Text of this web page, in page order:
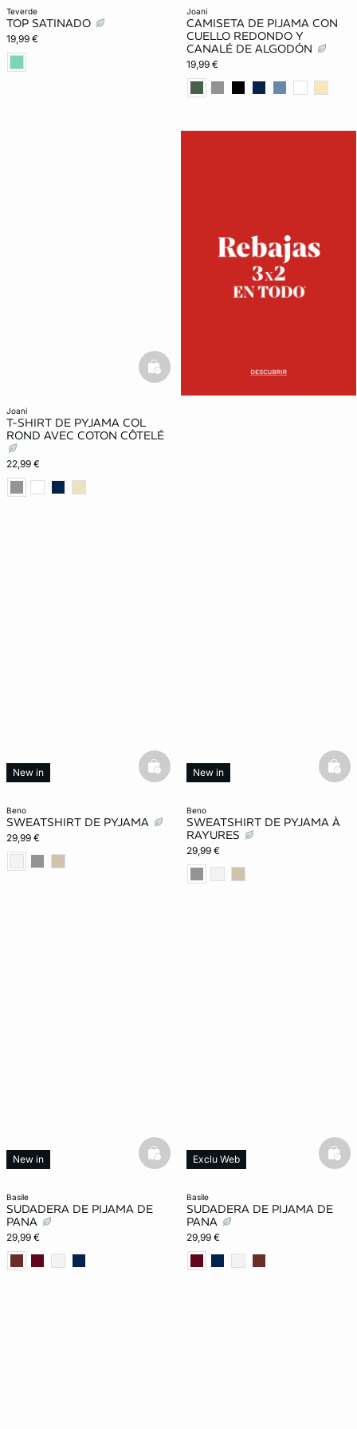
teverde
TOP SATINADO
19,99 €
joani
CAMISETA DE PIJAMA CON
CUELLO REDONDO Y
CANALÉ DE ALGODÓN
19,99 €
joani
T-SHIRT DE PYJAMA COL
ROND AVEC COTON CÔTELÉ
22,99 €
basketfull
beno
SWEATSHIRT DE PYJAMA
29,99 €
New in basketfull
beno
SWEATSHIRT DE PYJAMA À
RAYURES
29,99 €
New in
basile
SUDADERA DE PIJAMA DE
PANA
29,99 €
New in basketfull
basile
SUDADERA DE PIJAMA DE
PANA
29,99 €
Exclu Web